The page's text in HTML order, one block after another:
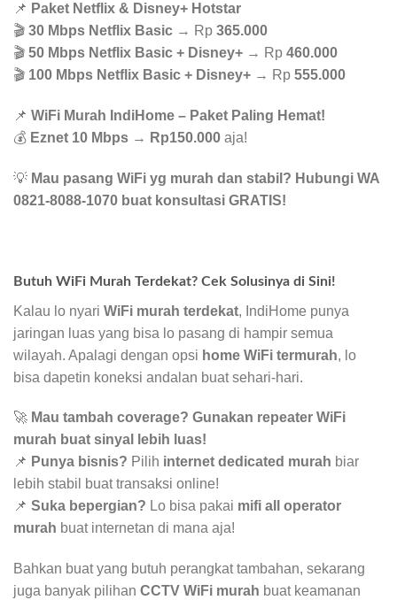
📌 Paket Netflix & Disney+ Hotstar
🎬 30 Mbps Netflix Basic → Rp 365.000
🎬 50 Mbps Netflix Basic + Disney+ → Rp 460.000
🎬 100 Mbps Netflix Basic + Disney+ → Rp 555.000
📌 WiFi Murah IndiHome – Paket Paling Hemat!
💰 Eznet 10 Mbps → Rp150.000 aja!
💡 Mau pasang WiFi yg murah dan stabil? Hubungi WA
0821-8088-1070 buat konsultasi GRATIS!
Butuh WiFi Murah Terdekat? Cek Solusinya di Sini!
Kalau lo nyari WiFi murah terdekat, IndiHome punya
jaringan luas yang bisa lo pasang di hampir semua
wilayah. Apalagi dengan opsi home WiFi termurah, lo
bisa dapetin koneksi andalan buat sehari-hari.
🚀 Mau tambah coverage? Gunakan repeater WiFi
murah buat sinyal lebih luas!
📌 Punya bisnis? Pilih internet dedicated murah biar
lebih stabil buat transaksi online!
📌 Suka bepergian? Lo bisa pakai mifi all operator
murah buat internetan di mana aja!
Bahkan buat yang butuh perangkat tambahan, sekarang
juga banyak pilihan CCTV WiFi murah buat keamanan